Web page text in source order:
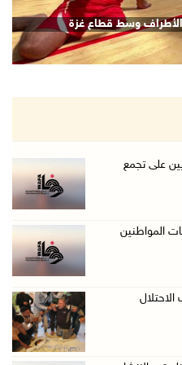
الأطراف وسط قطاع غزة
على تجمع
المواطنين